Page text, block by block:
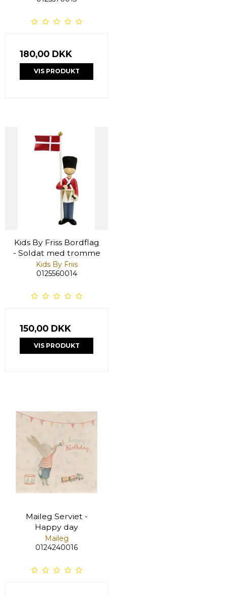
180,00 DKK
VIS PRODUKT
Kids By Friss Bordflag
- Soldat med tromme
Kids By Friis
0125560014
150,00 DKK
VIS PRODUKT
Maileg Serviet -
Happy day
Maileg
0124240016